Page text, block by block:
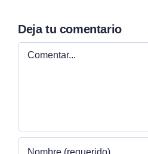
Deja tu comentario
Comentar